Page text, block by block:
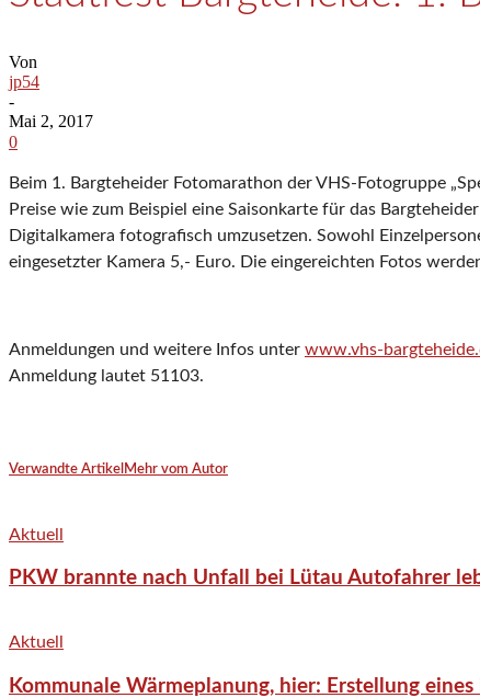
Von
jp54
-
Mai 2, 2017
0
Beim 1. Bargteheider Fotomarathon der VHS-Fotogruppe
Preise wie zum Beispiel eine Saisonkarte für das
Digitalkamera fotografisch umzusetzen. Sowohl
eingesetzter Kamera 5,- Euro. Die eingereichten Fotos
Anmeldungen und weitere Infos unter www.vhs-
Anmeldung lautet 51103.
Verwandte Artikel Mehr vom Autor
Aktuell
PKW brannte nach Unfall bei Lütau Autofahrer
Aktuell
Kommunale Wärmeplanung, hier: Erstellung